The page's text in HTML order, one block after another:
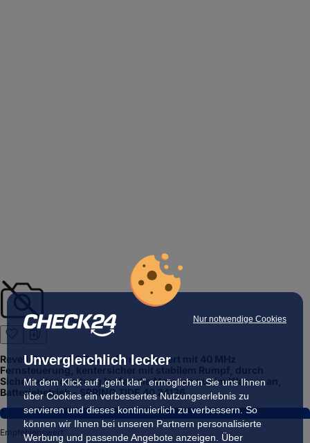
Nur notwendige Cookies
Unvergleichlich lecker
Mit dem Klick auf „geht klar” ermöglichen Sie uns Ihnen
über Cookies ein verbessertes Nutzungserlebnis zu
servieren und dieses kontinuierlich zu verbessern. So
können wir Ihnen bei unseren Partnern personalisierte
Werbung und passende Angebote anzeigen. Über
Kein Bild
Revell Control RC Boot - ferngesteuert mit 40 MHz
Fernsteuerung, kentersicher mit stabilem Rumpf, durch
Sicherheitsschaltung laufen die Motoren nur im Wasser an,
Batteriebetrieb - SPRING TIDE 40 24136
7,6
Empfehlenswert